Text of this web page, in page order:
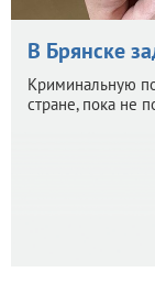
В Брянске
Криминальную
стране, пока не